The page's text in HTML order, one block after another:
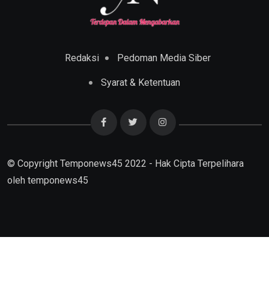
Redaksi Pedoman Media Siber
Syarat & Ketentuan
© Copyright Temponews45 2022 - Hak Cipta Terpelihara
oleh temponews45